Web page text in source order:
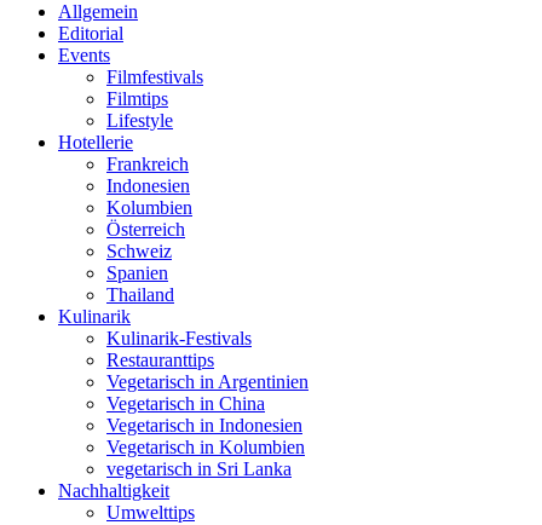
Allgemein
Editorial
Events
Filmfestivals
Filmtips
Lifestyle
Hotellerie
Frankreich
Indonesien
Kolumbien
Österreich
Schweiz
Spanien
Thailand
Kulinarik
Kulinarik-Festivals
Restauranttips
Vegetarisch in Argentinien
Vegetarisch in China
Vegetarisch in Indonesien
Vegetarisch in Kolumbien
vegetarisch in Sri Lanka
Nachhaltigkeit
Umwelttips